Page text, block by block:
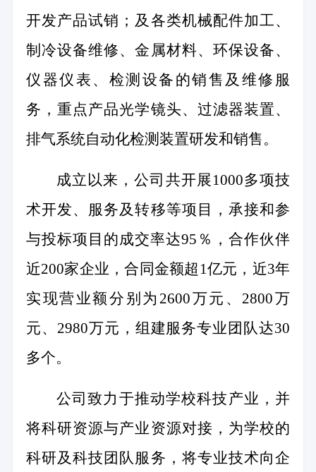
开发产品试销；及各类机械配件加工、
制冷设备维修、金属材料、环保设备、
仪器仪表、检测设备的销售及维修服
务，重点产品光学镜头、过滤器装置、
排气系统自动化检测装置研发和销售。
成立以来，公司共开展1000多项技
术开发、服务及转移等项目，承接和参
与投标项目的成交率达95 ％，合作伙伴
近200家企业，合同金额超 1亿元，近3年
实现营业额分别为 2600万元、 2800万
元、 2980万元，组建服务专业团队达30
多个。
公司致力于推动学校科技产业，并
将科研资源与产业资源对接，为学校的
科研及科技团队服务，将专业技术向企